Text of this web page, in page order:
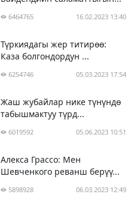
6464765 16.02.2023 13:40
Түркиядагы жер титирөө:
Каза болгондордун ...
6254746 05.03.2023 17:54
Жаш жубайлар нике түнүндө
табышмактуу түрд...
6019592 05.06.2023 10:51
Алекса Грассо: Мен
Шевченкого реванш берүү...
5898928 06.03.2023 12:49